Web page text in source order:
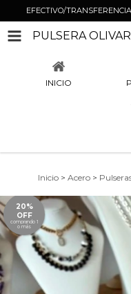
EFECTIVO/
PULSERA
INICIO
Inicio > Acero >
20%
OFF
comprando 1
o más